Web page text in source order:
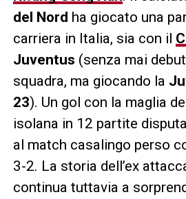
del Nord ha giocato una
carriera in Italia, sia con il
Juventus (senza mai
squadra, ma giocando la
23). Un gol con la maglia
isolana in 12 partite
al match casalingo perso
3-2. La storia dell’ex
continua tuttavia a